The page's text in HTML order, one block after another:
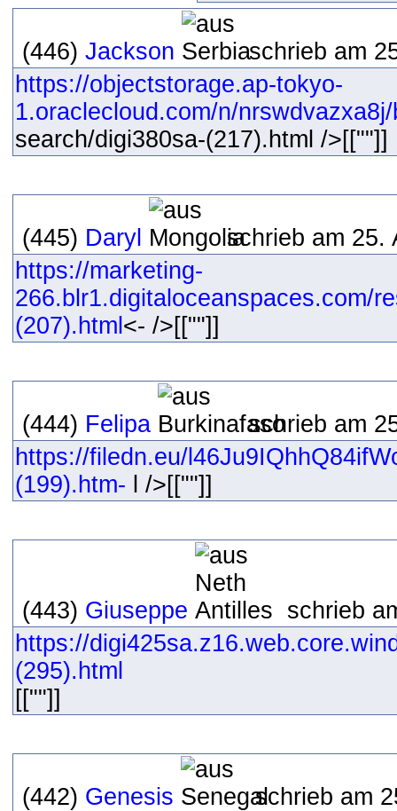
(446) Jackson
schrieb am
https://objectstorage.ap-tokyo-
1.oraclecloud.com/n/
search/digi380sa-(217).html />[[""]]
(445) Daryl
schrieb am 25.
https://marketing-
266.blr1.digitaloceanspaces.com/
(207).html <- />[[""]]
(444) Felipa
schrieb am
https://filedn.eu/
(199).htm- l />[[""]]
(443) Giuseppe
schrieb
https://
(295).html
[[""]]
(442) Genesis
schrieb am